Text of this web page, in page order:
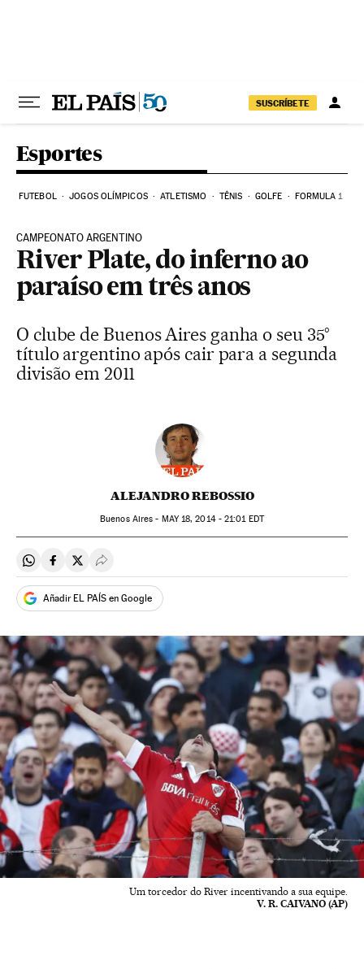
SUSCRÍBETE
Esportes
FUTEBOL JOGOS OLÍMPICOS ATLETISMO TÊNIS GOLFE FORMULA 1
CAMPEONATO ARGENTINO
River Plate, do inferno ao
paraíso em três anos
O clube de Buenos Aires ganha o seu 35°
título argentino após cair para a segunda
divisão em 2011
ALEJANDRO REBOSSIO
Buenos Aires - MAY18, 2014 - 21:01EDT
Compartir en Whatsapp
Compartir en Facebook
Compartir en Twitter
Desplegar Redes Sociales
Añadir EL PAÍS en Google
Um torcedor do River incentivando a sua equipe.
V. R. CAIVANO (AP)